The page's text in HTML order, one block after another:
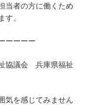
当者の方に働くため
す。
ーーーー
協議会 兵庫県福祉
気を感じてみません